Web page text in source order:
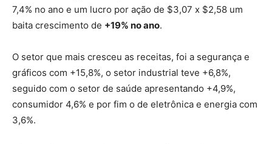
7,4% no ano e um lucro por ação de $3,07 x $2,58 um
baita crescimento de +19% no ano.
O setor que mais cresceu as receitas, foi a segurança e
gráficos com +15,8%, o setor industrial teve +6,8%,
seguido com o setor de saúde apresentando +4,9%,
consumidor 4,6% e por fim o de eletrônica e energia com
3,6%.